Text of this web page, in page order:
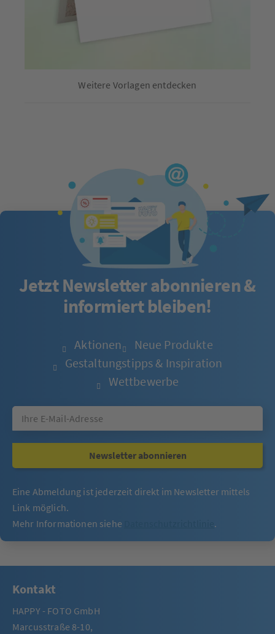
Weitere Vorlagen entdecken
Jetzt Newsletter abonnieren &
informiert bleiben!
Aktionen
Neue Produkte
Gestaltungstipps & Inspiration
Wettbewerbe
Newsletter abonnieren
Eine Abmeldung ist jederzeit direkt im Newsletter mittels
Link möglich.
Mehr Informationen siehe
.
Kontakt
HAPPY - FOTO GmbH
Marcusstraße 8-10,